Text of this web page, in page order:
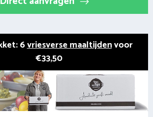
6vriesverse maaltijdenvoor
€33,50